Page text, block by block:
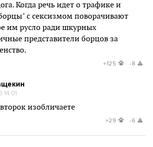
Когда речь идет о трафике и
с сексизмом поворачивают
им русло ради шкурных
представители борцов за
+125 -8
14:01
изобличаете
+29 -6